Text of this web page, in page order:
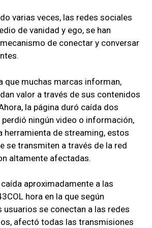
varias veces, las redes sociales
de vanidad y ego, se han
de conectar y conversar
que muchas marcas informan,
valor a través de sus contenidos
la página duró caída dos
perdió ningún video o información,
herramienta de streaming, estos
se transmiten a través de la red
altamente afectadas.
aproximadamente a las
hora en la que según
usuarios se conectan a las redes
afectó todas las transmisiones